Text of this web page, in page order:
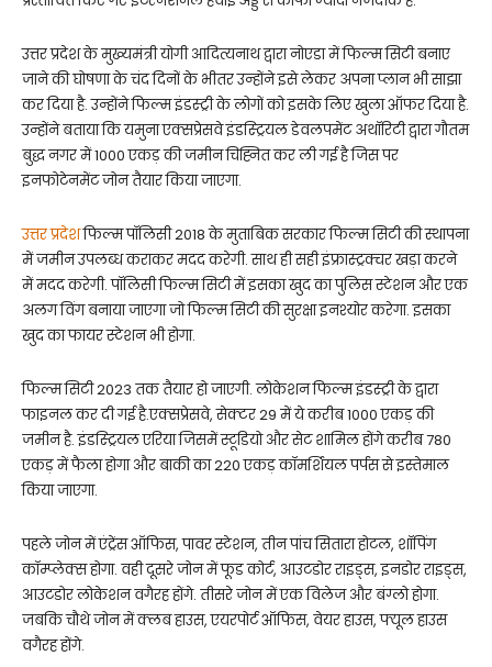
उत्तर प्रदेश के मुख्यमंत्री योगी आदित्यनाथ द्वारा नोएडा में फिल्म सिटी बनाए
जाने की घोषणा के चंद दिनों के भीतर उन्होंने इसे लेकर अपना प्लान भी साझा
कर दिया है. उन्होंने फिल्म इंडस्ट्री के लोगों को इसके लिए खुला ऑफर दिया है.
उन्होंने बताया कि यमुना एक्सप्रेसवे इंडस्ट्रियल डेवलपमेंट अथॉरिटी द्वारा गौतम
बुद्ध नगर में 1000 एकड़ की जमीन चिह्नित कर ली गई है जिस पर
इनफोटेनमेंट जोन तैयार किया जाएगा.
उत्तर प्रदेशफिल्म पॉलिसी 2018 के मुताबिक सरकार फिल्म सिटी की स्थापना
में जमीन उपलब्ध कराकर मदद करेगी. साथ ही सही इंफ्रास्ट्रक्चर खड़ा करने
में मदद करेगी. पॉलिसी फिल्म सिटी में इसका खुद का पुलिस स्टेशन और एक
अलग विंग बनाया जाएगा जो फिल्म सिटी की सुरक्षा इनश्योर करेगा. इसका
खुद का फायर स्टेशन भी होगा.
फिल्म सिटी 2023 तक तैयार हो जाएगी. लोकेशन फिल्म इंडस्ट्री के द्वारा
फाइनल कर दी गई है.एक्सप्रेसवे, सेक्टर 29 में ये करीब 1000 एकड़ की
जमीन है. इंडस्ट्रियल एरिया जिसमें स्टूडियो और सेट शामिल होंगे करीब 780
एकड़ में फैला होगा और बाकी का 220 एकड़ कॉमर्शियल पर्पस से इस्तेमाल
किया जाएगा.
पहले जोन में एंट्रेंस ऑफिस, पावर स्टेशन, तीन पांच सितारा होटल, शॉपिंग
कॉम्प्लेक्स होगा. वही दूसरे जोन में फूड कोर्ट, आउटडोर राइड्स, इनडोर राइड्स,
आउटडोर लोकेशन वगैरह होंगे. तीसरे जोन में एक विलेज और बंग्लो होगा.
जबकि चौथे जोन में क्लब हाउस, एयरपोर्ट ऑफिस, वेयर हाउस, फ्यूल हाउस
वगैरह होंगे.